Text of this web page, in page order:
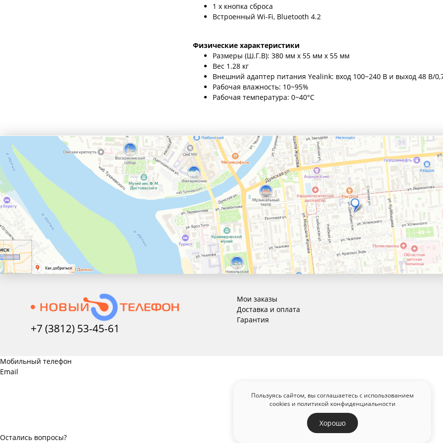
1 x кнопка сброса
Встроенный Wi-Fi, Bluetooth 4.2
Физические характеристики
Размеры (Ш.Г.В): 380 мм x 55 мм x 55 мм
Вес 1.28 кг
Внешний адаптер питания Yealink: вход 100~240 В и выход 48 В/
Рабочая влажность: 10~95%
Рабочая температура: 0~40°C
+7 (3812) 53-45-61
Мои заказы
Доставка и оплата
Гарантия
Пользуясь сайтом, вы соглашаетесь с использованием
cookies и политикой конфиденциальности
Хорошо
Мобильный телефон
Email
Остались вопросы?